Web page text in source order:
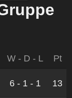
W - D - L Pt
6 - 1 - 1 13